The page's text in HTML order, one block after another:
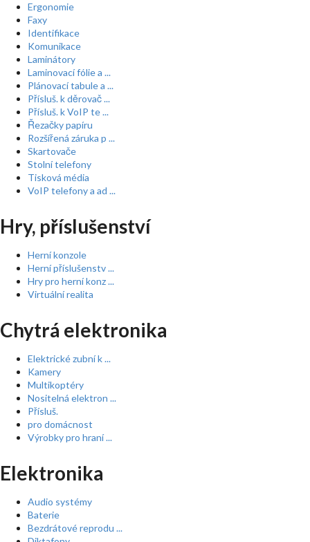
Ergonomie
Faxy
Identifikace
Komunikace
Laminátory
Laminovací fólie a ...
Plánovací tabule a ...
Přísluš. k děrovač ...
Přísluš. k VoIP te ...
Řezačky papíru
Rozšířená záruka p ...
Skartovače
Stolní telefony
Tisková média
VoIP telefony a ad ...
Hry, příslušenství
Herní konzole
Herní příslušenstv ...
Hry pro herní konz ...
Virtuální realita
Chytrá elektronika
Elektrické zubní k ...
Kamery
Multikoptéry
Nositelná elektron ...
Přísluš.
pro domácnost
Výrobky pro hraní ...
Elektronika
Audio systémy
Baterie
Bezdrátové reprodu ...